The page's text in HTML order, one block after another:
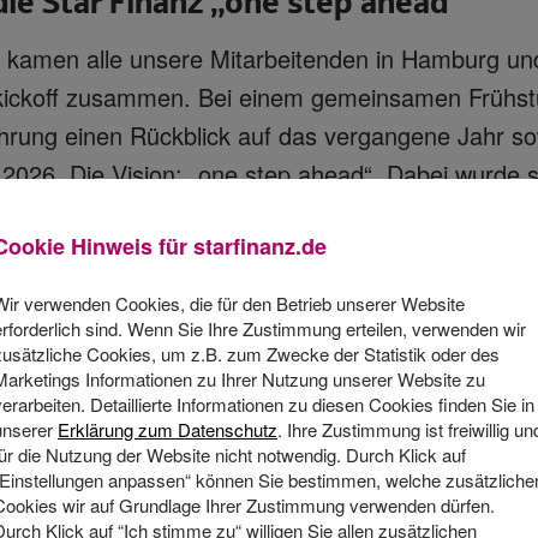
alle unsere Mitarbeitenden in Hamburg
zusammen. Bei einem gemeinsamen
einen Rückblick auf das vergangene Jahr
Die Vision: „one step ahead“. Dabei wurde
aus 2025 sind der Motor für 2026. Wir haben
weiterentwickelt und stellen uns der
und unser innovatives Wirken weiter
dabei die Stars der entscheidende
unserer Mitarbeitenden, das Maß an Kreativität
im Team mit Herausforderungen haben
gemacht. „Lasst uns weiter Millionen Menschen
Software begeistern!“, rief Geschäftsführer
Hinweis fürstarfinanz.de
verwenden Cookies, die für den Betrieb unserer Website
sind. Wenn Sie Ihre Zustimmung erteilen, verwenden wir
Cookies, um z.B. zum Zwecke der Statistik oder des
Informationen zu Ihrer Nutzung unserer Website zu
Detaillierte Informationen zu diesen Cookies finden Sie in
Erklärung zum Datenschutz. Ihre Zustimmung ist freiwillig
die Nutzung der Website nicht notwendig. Durch Klick auf
anpassen“ können Sie bestimmen, welche
wir auf Grundlage Ihrer Zustimmung verwenden dürfen.
Klick auf “Ich stimme zu“ willigen Sie allen zusätzlichen